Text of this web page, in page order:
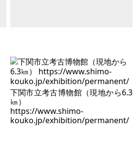
下関市立考古博物館（現地から6.3
㎞）
https://www.shimo-
kouko.jp/exhibition/permanent/